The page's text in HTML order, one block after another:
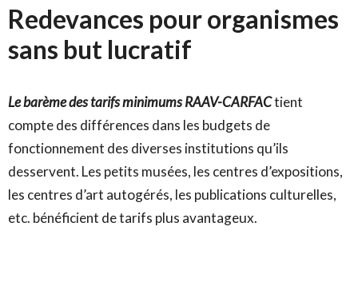
Redevances pour organismes
sans but lucratif
Le barème des tarifs minimums RAAV-CARFACtient
compte des différences dans les budgets de
fonctionnement des diverses institutions qu’ils
desservent. Les petits musées, les centres d’expositions,
les centres d’art autogérés, les publications culturelles,
etc. bénéficient de tarifs plus avantageux.